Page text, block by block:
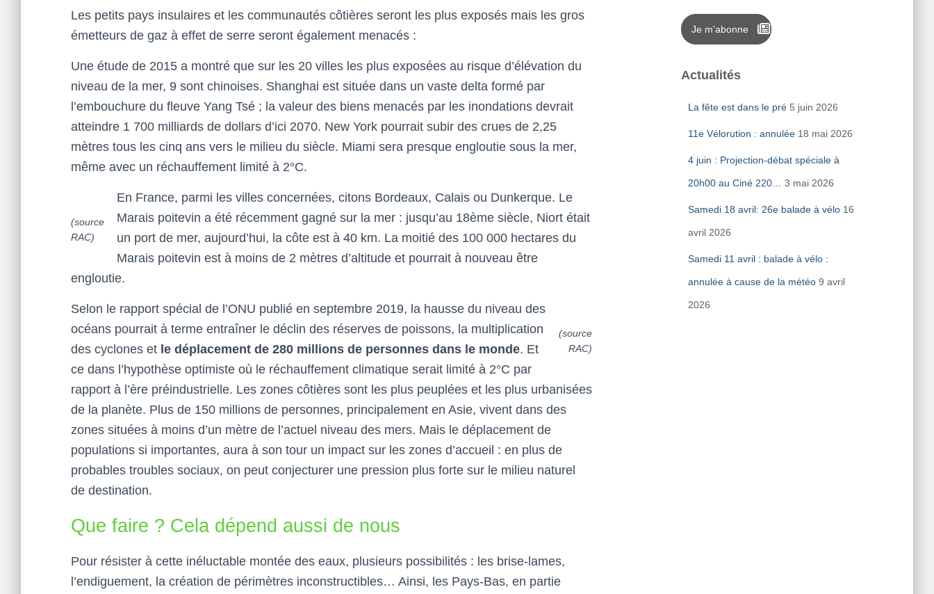
Les petits pays insulaires et les communautés côtières seront les plus exposés mais les gros
émetteurs de gaz à effet de serre seront également menacés :
Une étude de 2015 a montré que sur les 20 villes les plus exposées au risque d’élévation du
niveau de la mer, 9 sont chinoises. Shanghai est située dans un vaste delta formé par
l’embouchure du fleuve Yang Tsé ; la valeur des biens menacés par les inondations devrait
atteindre 1 700 milliards de dollars d’ici 2070. New York pourrait subir des crues de 2,25
mètres tous les cinq ans vers le milieu du siècle. Miami sera presque engloutie sous la mer,
même avec un réchauffement limité à 2°C.
(source
RAC)
En France, parmi les villes concernées, citons Bordeaux, Calais ou Dunkerque. Le
Marais poitevin a été récemment gagné sur la mer : jusqu’au 18ème siècle, Niort était
un port de mer, aujourd’hui, la côte est à 40 km. La moitié des 100 000 hectares du
Marais poitevin est à moins de 2 mètres d’altitude et pourrait à nouveau être
engloutie.
(source
RAC)
Selon le rapport spécial de l’ONU publié en septembre 2019, la hausse du niveau des
océans pourrait à terme entraîner le déclin des réserves de poissons, la multiplication
des cyclones et le déplacement de 280 millions de personnes dans le monde. Et
ce dans l’hypothèse optimiste où le réchauffement climatique serait limité à 2°C par
rapport à l’ère préindustrielle. Les zones côtières sont les plus peuplées et les plus urbanisées
de la planète. Plus de 150 millions de personnes, principalement en Asie, vivent dans des
zones situées à moins d’un mètre de l’actuel niveau des mers. Mais le déplacement de
populations si importantes, aura à son tour un impact sur les zones d’accueil : en plus de
probables troubles sociaux, on peut conjecturer une pression plus forte sur le milieu naturel
de destination.
Que faire ? Cela dépend aussi de nous
Pour résister à cette inéluctable montée des eaux, plusieurs possibilités : les brise-lames,
l’endiguement, la création de périmètres inconstructibles… Ainsi, les Pays-Bas, en partie
Je m'abonne
Actualités
La fête est dans le pré 5 juin 2026
11e Vélorution : annulée 18 mai 2026
4 juin : Projection-débat spéciale à
20h00 au Ciné 220… 3 mai 2026
Samedi 18 avril: 26e balade à vélo 16
avril 2026
Samedi 11 avril : balade à vélo :
annulée à cause de la météo 9 avril
2026